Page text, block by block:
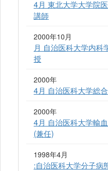
4月 東北大学大学院
講師
2000年10月
月 自治医科大学内科
授
2000年
4月 自治医科大学総
2000年
4月 自治医科大学輸
(兼任)
1998年4月
:自治医科大学分子病